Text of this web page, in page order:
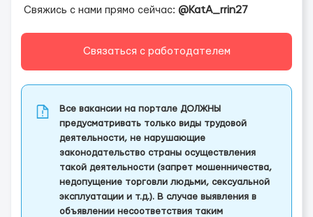
Свяжись с нами прямо сейчас: @KatA_rrin27
Связаться с работодателем
Все вакансии на портале ДОЛЖНЫ
предусматривать только виды трудовой
деятельности, не нарушающие
законодательство страны осуществления
такой деятельности (запрет мошенничества,
недопущение торговли людьми, сексуальной
эксплуатации и т.д.). В случае выявления в
объявлении несоответствия таким